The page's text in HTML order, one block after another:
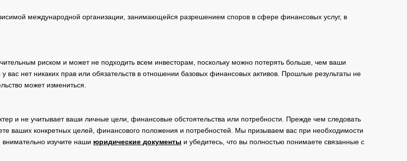
международной организации, занимающейся разрешением споров в сфере финансовых услуг, в
риском и может не подходить всем инвесторам, поскольку можно потерять больше, чем ваши
нет никаких прав или обязательств в отношении базовых финансовых активов. Прошлые результаты не
может измениться.
и не учитывает ваши личные цели, финансовые обстоятельства или потребности. Прежде чем следовать
ваших конкретных целей, финансового положения и потребностей. Мы призываем вас при необходимости
изучите наши юридические документы и убедитесь, что вы полностью понимаете связанные с